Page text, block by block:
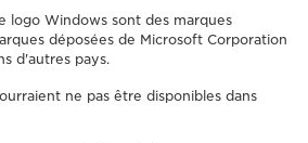
logo Windows sont des marques
déposées de Microsoft Corporation
d'autres pays.
ne pas être disponibles dans